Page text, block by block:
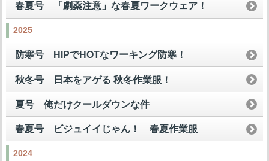
春夏号 「劇薬注意」な春夏ワークウェア！
2025
防寒号 HIPでHOTなワーキング防寒！
秋冬号 日本をアゲる 秋冬作業服！
夏号 俺だけクールダウンな件
春夏号 ビジュイイじゃん！ 春夏作業服
2024